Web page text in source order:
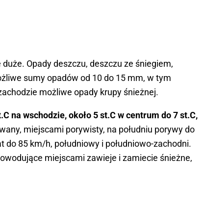
Opady deszczu, deszczu ze śniegiem,
sumy opadów od 10 do 15 mm, w tym
możliwe opady krupy śnieżnej.
na wschodzie, około 5 st.C w centrum do 7 st.C,
miejscami porywisty, na południu porywy do
85 km/h, południowy i południowo-zachodni.
miejscami zawieje i zamiecie śnieżne,